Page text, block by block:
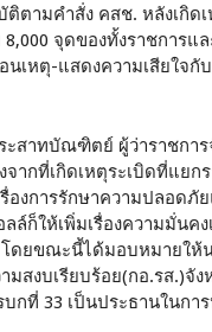
ตามคำสั่ง คสช. หลังเกิดเ
8,000 จุดของทั้งราชการ
เหตุ-แสดงความเสียใจกั
ะสาทบัณฑิตย์ ผู้ว่าราชการ
ากที่เกิดเหตุระเบิดที่แยก
องการรักษาความปลอดภั
ล์ก็ให้เพิ่มเรื่องความมั่นค
โดยขณะนี้ได้มอบหมายใ
มสงบเรียบร้อย(กอ.รส.)
ที่ 33 เป็นประธานในกา